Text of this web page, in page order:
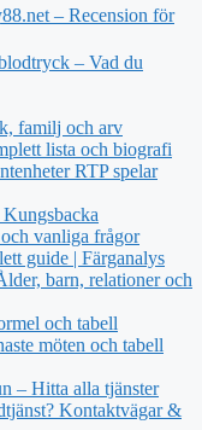
– Recension för
– Vad du
familj och arv
lista och biografi
RTP spelar
vanliga frågor
guide | Färganalys
barn, relationer och
och tabell
möten och tabell
– Hitta alla tjänster
Kontaktvägar &